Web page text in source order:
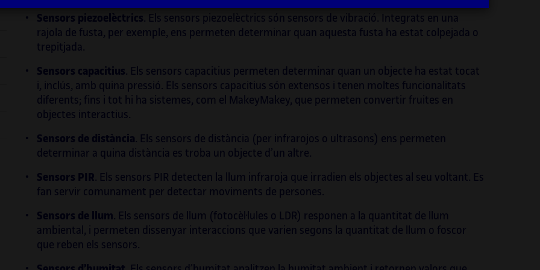
Sensors piezoelèctrics. Els sensors piezoelèctrics són sensors de vibració. Integrats en una
rajola de fusta, per exemple, ens permeten determinar quan aquesta fusta ha estat colpejada o
trepitjada.
Sensors capacitius. Els sensors capacitius permeten determinar quan un objecte ha estat tocat
i, inclús, amb quina pressió. Els sensors capacitius són extensos i tenen moltes funcionalitats
diferents; fins i tot hi ha sistemes, com el MakeyMakey, que permeten convertir fruites en
objectes interactius.
Sensors de distància. Els sensors de distància (per infrarojos o ultrasons) ens permeten
determinar a quina distància es troba un objecte d’un altre.
Sensors PIR. Els sensors PIR detecten la llum infraroja que irradien els objectes al seu voltant. Es
fan servir comunament per detectar moviments de persones.
Sensors de llum. Els sensors de llum (fotocèl·lules o LDR) responen a la quantitat de llum
ambiental, i permeten dissenyar interaccions que varien segons la quantitat de llum o foscor
que reben els sensors.
(De)format a l’escenarave de principis dels
anys 2000, el seu treball sonor ha
evolucionat per integrar aquesta influència
en territoris nous. La investigació recent que
ha dut a terme combina algorismes digitals i
motors de sonificació amb pentagrames
clàssics i conjunts acústics, i se centra en la
estat implicat en l’educació durant tota la
seva trajectòria artística. Ha estat professor
permanent en diverses universitats
catalanes durant més de quinze anys i ha fet
créixer les noves generacions d’artistes
multimèdia. Podeu veure més informació
sobre els seus projectes a:
projectes internacionals i híbrids d’investigació
en ciència, cultura i comissariat, i també
orquestra aquests projectes, els quals són
entrellaçament entre art i ciència.
Així mateix, és professora, a la Universitat
Creació Digitals. És codirectora de la revista
Mosaici forma part del comitè artístic
d’ISEA2022 Barcelona, International
Symposium on Electronic Art, del qual és
vicedirectora. També és comissària i assessora
de NEO, el programa d’art, ciència, tecnologia i
societat de Cosmocaixa, i comissària del